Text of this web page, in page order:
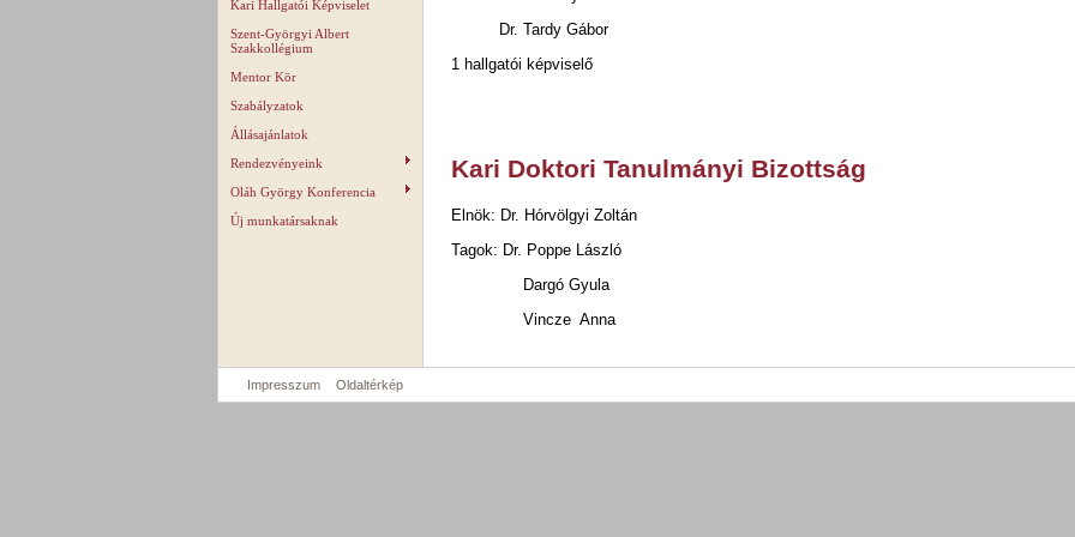
Kari Hallgatói Képviselet
Szent-Györgyi Albert
Szakkollégium
Mentor Kör
Szabályzatok
Állásajánlatok
Rendezvényeink
Oláh György Konferencia
Új munkatársaknak
Dr. Tardy Gábor
1 hallgatói képviselő
Kari Doktori Tanulmányi Bizottság
Elnök: Dr. Hórvölgyi Zoltán
Tagok: Dr. Poppe László
Dargó Gyula
Vincze Anna
Impresszum Oldaltérkép